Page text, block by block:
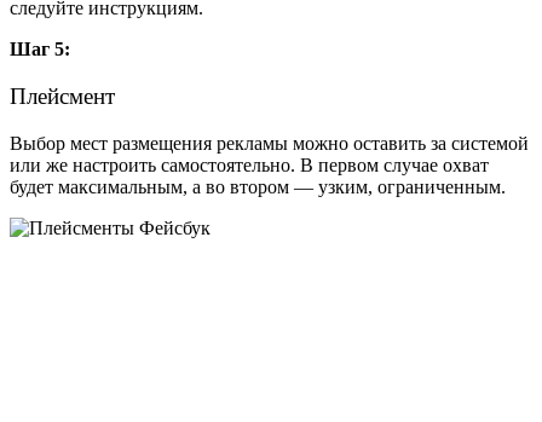
следуйте инструкциям.
Шаг 5:
Плейсмент
Выбор мест размещения рекламы можно оставить за системой
или же настроить самостоятельно. В первом случае охват
будет максимальным, а во втором — узким, ограниченным.